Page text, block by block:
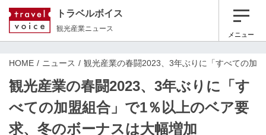
トラベルボイス
観光産業ニュース
メニュー
HOME ニュース 観光産業の春闘2023、3年ぶりに「すべての加
観光産業の春闘2023、3年ぶりに「す
べての加盟組合」で1％以上のベア要
求、冬のボーナスは大幅増加